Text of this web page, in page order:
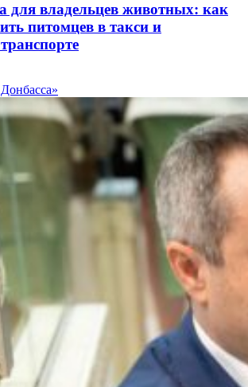
для владельцев животных: как
питомцев в такси и